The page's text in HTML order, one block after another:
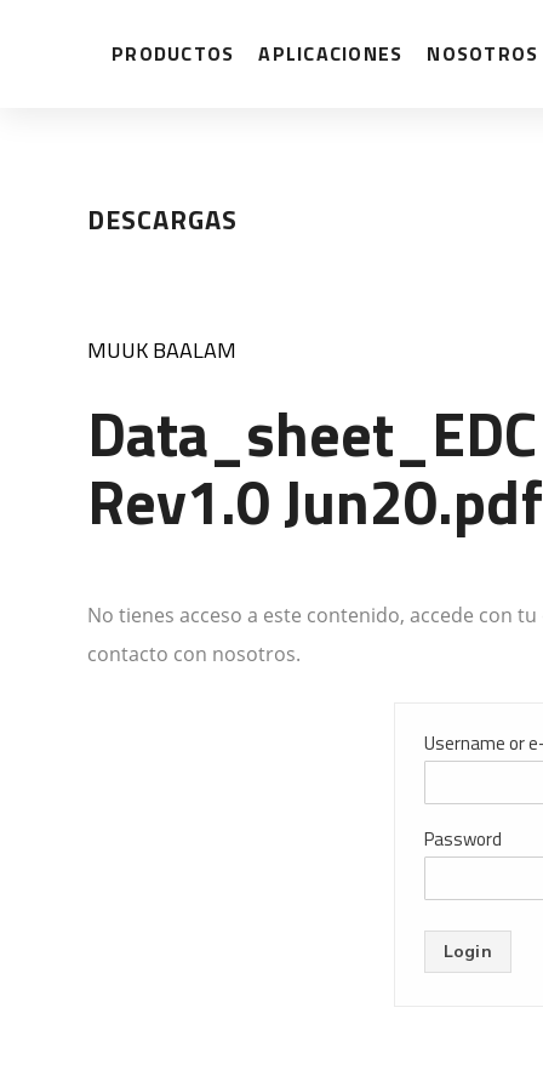
PRODUCTOS APLICACIONES NOSOTROS
DESCARGAS
MUUK BAALAM
Rev1.0 Jun20.pdf
No tienes acceso a este contenido, accede con
contacto con nosotros.
Username or
Password
Login